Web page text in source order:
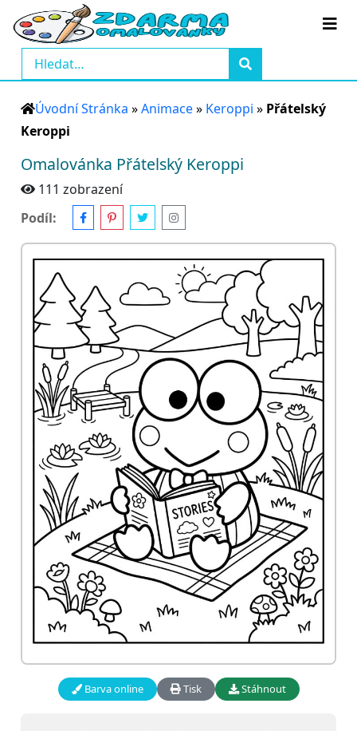
Úvodní Stránka »Animace» Keroppi » Přátelský
Keroppi
Omalovánka Přátelský Keroppi
111 zobrazení
Podíl:
Barva online Tisk Stáhnout